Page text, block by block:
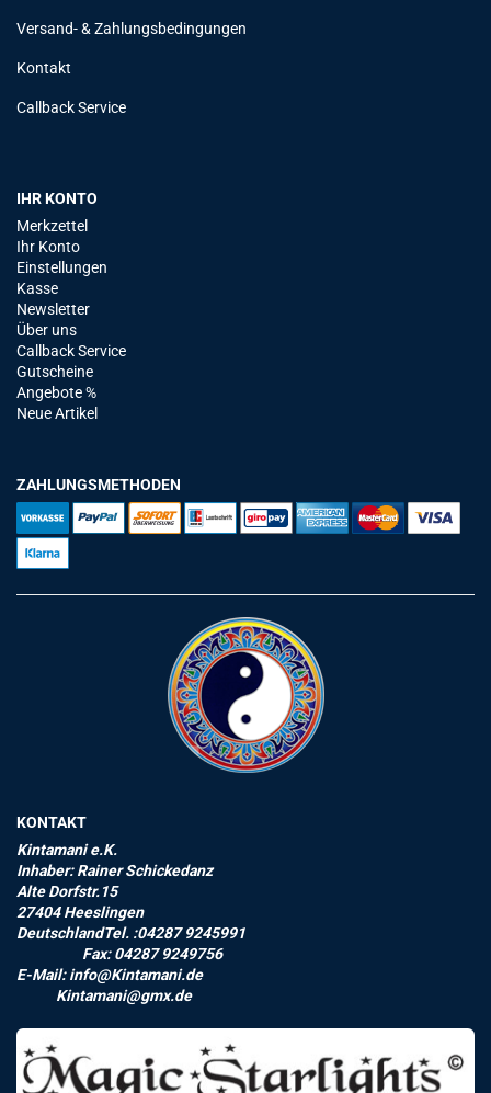
Versand- & Zahlungsbedingungen
Kontakt
Callback Service
IHR KONTO
Merkzettel
Ihr Konto
Einstellungen
Kasse
Newsletter
Über uns
Callback Service
Gutscheine
Angebote %
Neue Artikel
ZAHLUNGSMETHODEN
KONTAKT
Kintamani e.K.
Inhaber: Rainer Schickedanz
Alte Dorfstr.15
27404 Heeslingen
DeutschlandTel. :04287 9245991
Fax: 04287 9249756
E-Mail: info@Kintamani.de
Kintamani@gmx.de